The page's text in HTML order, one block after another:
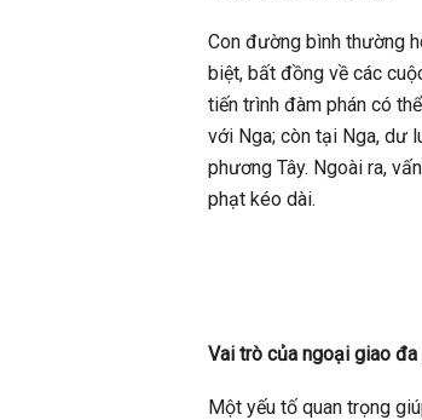
Con đường bình thường
biệt, bất đồng về các
tiến trình đàm phán có
với Nga; còn tại Nga, dư
phương Tây. Ngoài ra,
phạt kéo dài.
Vai trò của ngoại giao
Một yếu tố quan trọng